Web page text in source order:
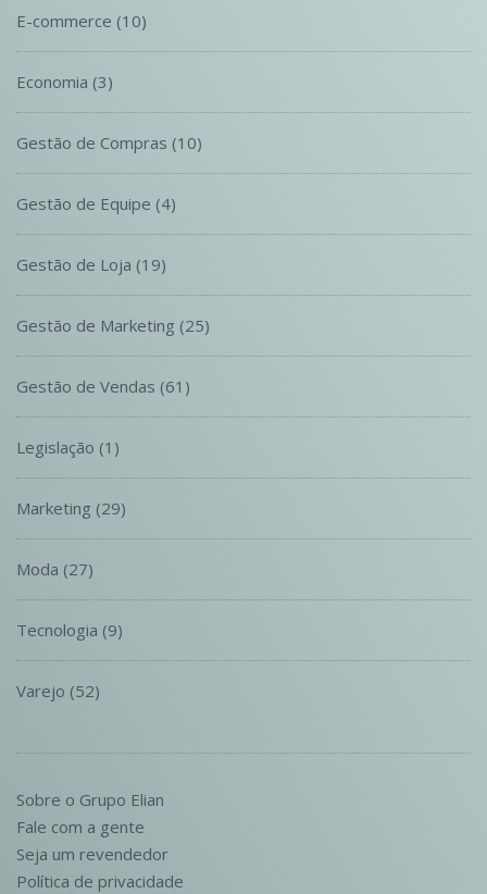
E-commerce (10)
Economia (3)
Gestão de Compras (10)
Gestão de Equipe (4)
Gestão de Loja (19)
Gestão de Marketing (25)
Gestão de Vendas (61)
Legislação (1)
Marketing (29)
Moda (27)
Tecnologia (9)
Varejo (52)
Sobre o Grupo Elian
Fale com a gente
Seja um revendedor
Política de privacidade